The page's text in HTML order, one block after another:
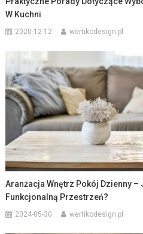
W Kuchni
2020-12-12 wertikodesign.pl
Aranżacja Wnętrz Pokój Dzienny –
Funkcjonalną Przestrzeń?
2024-05-30 wertikodesign.pl